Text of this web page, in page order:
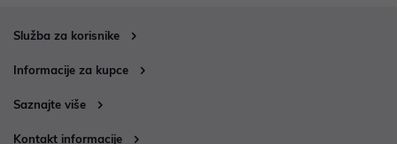
Služba za korisnike
Informacije za kupce
Saznajte više
Kontakt informacije